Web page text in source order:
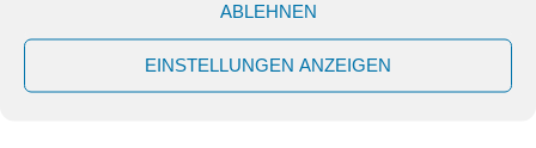
ABLEHNEN
EINSTELLUNGEN ANZEIGEN
dauerhaft verloren gehen. Du darfst keine
Zugriffsbeschränkungsmaßnahmen auf unserer Website